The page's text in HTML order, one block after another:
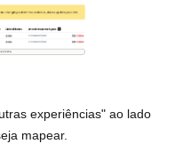
experiências" ao lado
mapear.